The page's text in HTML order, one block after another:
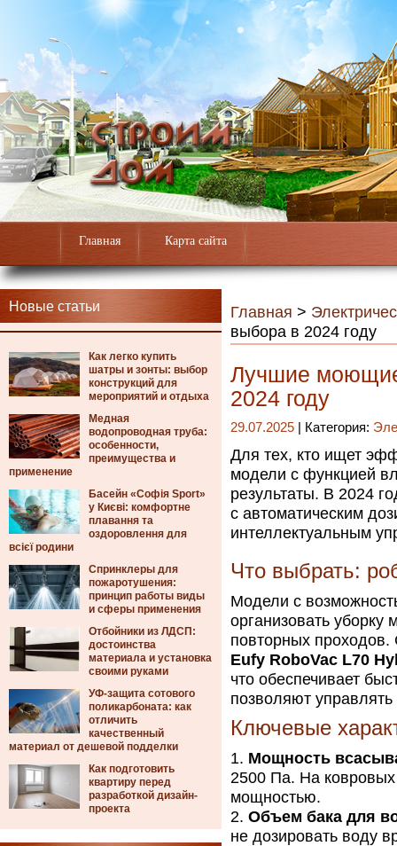
Главная Карта сайта
Новые статьи
Как легко купить
шатры и зонты: выбор
конструкций для
мероприятий и отдыха
Медная
водопроводная труба:
особенности,
преимущества и
применение
Басейн «Софія Sport»
у Києві: комфортне
плавання та
оздоровлення для
всієї родини
Спринклеры для
пожаротушения:
принцип работы виды
и сферы применения
Отбойники из ЛДСП:
достоинства
материала и установка
своими руками
УФ-защита сотового
поликарбоната: как
отличить
качественный
материал от дешевой подделки
Как подготовить
квартиру перед
разработкой дизайн-
проекта
Главная >
выбора в 2024 году
Лучшие
2024 году
29.07.2025 | Категория:
Для тех, кто ищет
модели с функцией
результаты. В 2024
с автоматическим
интеллектуальным
Что выбрать:
Модели с
организовать уборку
повторных
Eufy RoboVac L70
что обеспечивает
позволяют
Ключевые
Мощность
2500 Па. На
мощностью.
Объем бака для
не дозировать воду